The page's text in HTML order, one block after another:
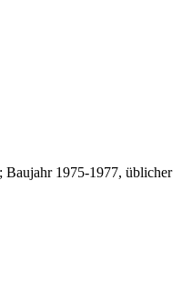
Baujahr 1975-1977, üblicher